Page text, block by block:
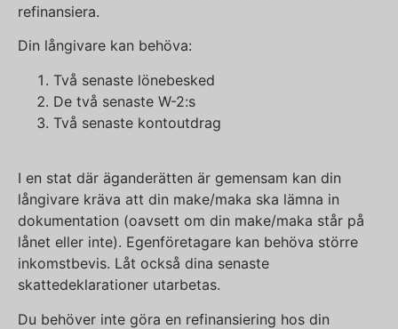
refinansiera.
Din långivare kan behöva:
Två senaste lönebesked
De två senaste W-2:s
Två senaste kontoutdrag
I en stat där äganderätten är gemensam kan din
långivare kräva att din make/maka ska lämna in
dokumentation (oavsett om din make/maka står på
lånet eller inte). Egenföretagare kan behöva större
inkomstbevis. Låt också dina senaste
skattedeklarationer utarbetas.
Du behöver inte göra en refinansiering hos din